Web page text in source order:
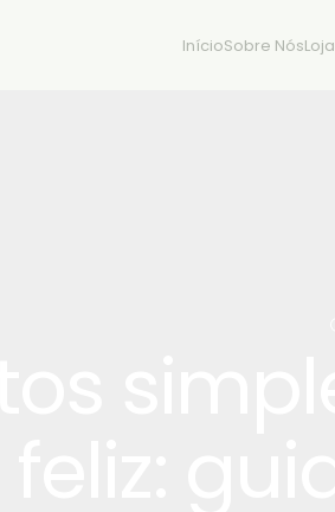
InícioSobre NósLoja